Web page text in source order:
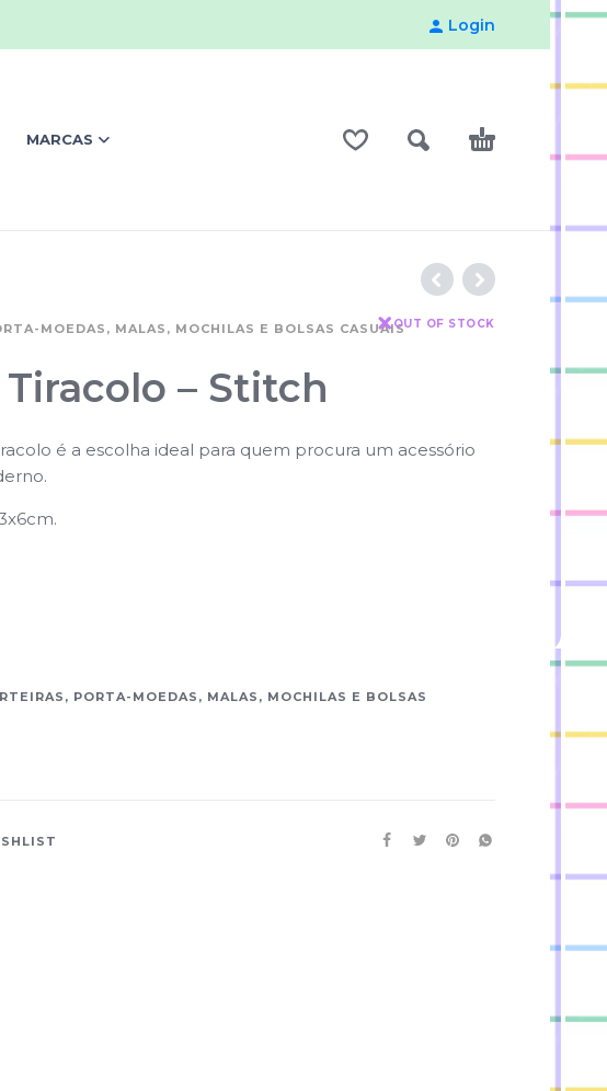
Login
MARCAS
MOEDAS, MALAS, MOCHILAS E BOLSAS CASUAISOUT OF STOCK
Tiracolo – Stitch
é a escolha ideal para quem procura um acessório
PORTA-MOEDAS, MALAS, MOCHILAS E BOLSAS